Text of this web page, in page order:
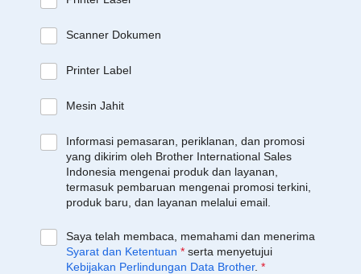
Scanner Dokumen
Printer Label
Mesin Jahit
Informasi pemasaran, periklanan, dan promosi
yang dikirim oleh Brother International Sales
Indonesia mengenai produk dan layanan,
termasuk pembaruan mengenai promosi terkini,
produk baru, dan layanan melalui email.
Saya telah membaca, memahami dan menerima
Syarat dan Ketentuan * serta menyetujui
Kebijakan Perlindungan Data Brother. *